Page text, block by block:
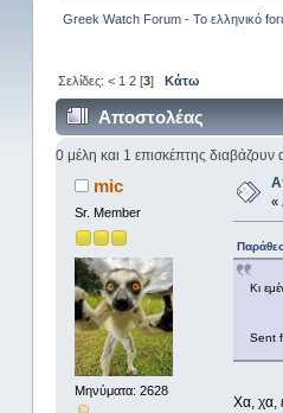
Greek Watch Forum - Το ελληνικό
Σελίδες:< 1 2 [3]Κάτω
Αποστολέας
0 μέλη και 1 επισκέπτης διαβάζουν
mic
Sr. Member
Μηνύματα: 2628
«
Κι
Sent
Χα, χα,